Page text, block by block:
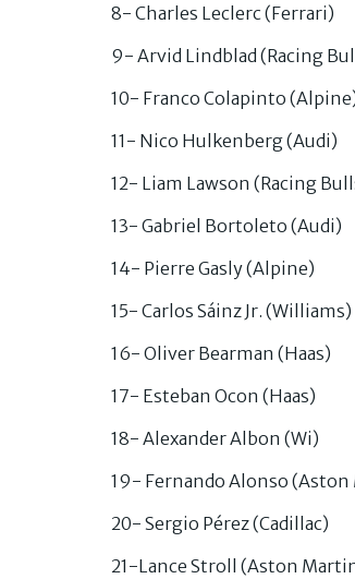
8- Charles Leclerc (Ferrari)
9- Arvid Lindblad (Racing
10- Franco Colapinto
11- Nico Hulkenberg (Audi)
12- Liam Lawson (Racing
13- Gabriel Bortoleto (Audi)
14- Pierre Gasly (Alpine)
15- Carlos Sáinz Jr. (Williams)
16- Oliver Bearman (Haas)
17- Esteban Ocon (Haas)
18- Alexander Albon (Wi)
19- Fernando Alonso
20- Sergio Pérez (Cadillac)
21-Lance Stroll (Aston